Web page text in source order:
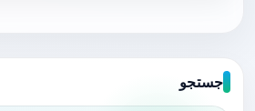
جستجو